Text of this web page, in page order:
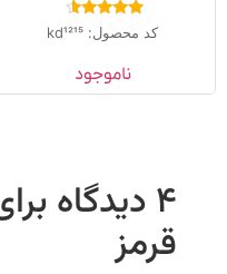
امتیاز
4.33
کد محصول: kd1215
ناموجود
قرمز